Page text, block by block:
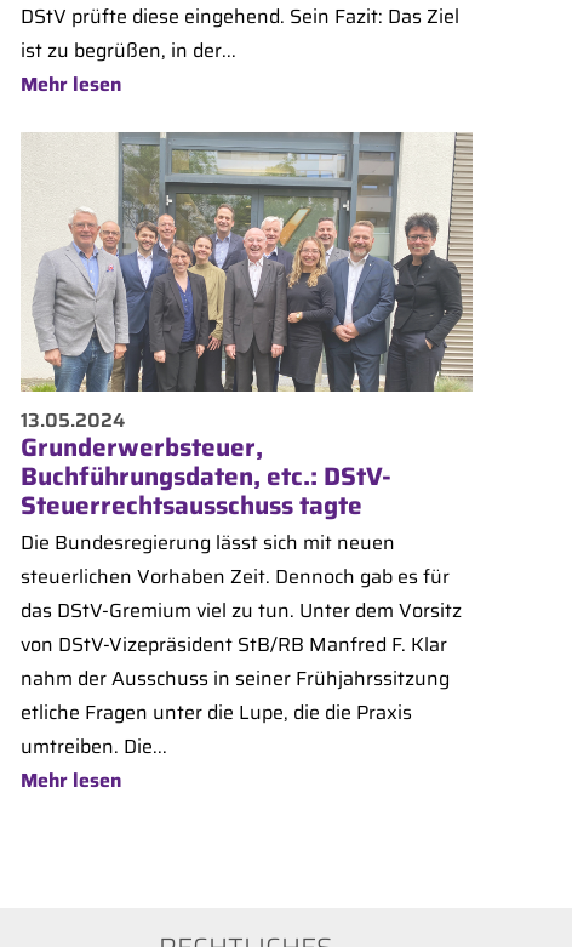
DStV prüfte diese eingehend. Sein Fazit: Das Ziel
ist zu begrüßen, in der...
Mehr lesen
13.05.2024
Grunderwerbsteuer,
Buchführungsdaten, etc.: DStV-
Steuerrechtsausschuss tagte
Die Bundesregierung lässt sich mit neuen
steuerlichen Vorhaben Zeit. Dennoch gab es für
das DStV-Gremium viel zu tun. Unter dem Vorsitz
von DStV-Vizepräsident StB/RB Manfred F. Klar
nahm der Ausschuss in seiner Frühjahrssitzung
etliche Fragen unter die Lupe, die die Praxis
umtreiben. Die...
Mehr lesen